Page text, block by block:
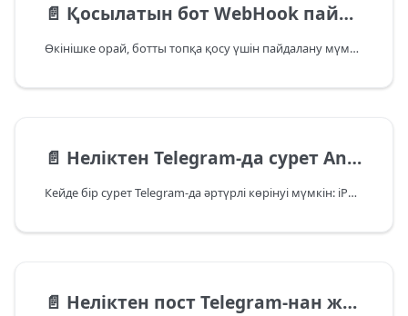
📄️ Қосылатын бот WebHook пайдаланады
Өкінішке орай, ботты топқа қосу үшін пайдалану мүмкін емес.
📄️ Неліктен Telegram-да сурет Android-та қиылып көрінуі мүмкін?
Кейде бір сурет Telegram-да әртүрлі көрінуі мүмкін: iPhone-да немесе десктоп нұсқасында превью дұрыс көрінеді, ал
📄️ Неліктен пост Telegram-нан жойылмады?